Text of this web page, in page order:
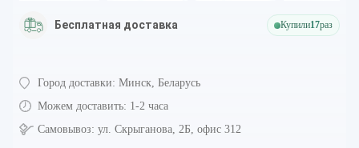
Бесплатная доставка Купили17раз
Город доставки: Минск, Беларусь
Можем доставить: 1-2 часа
Самовывоз: ул. Скрыганова, 2Б, офис 312